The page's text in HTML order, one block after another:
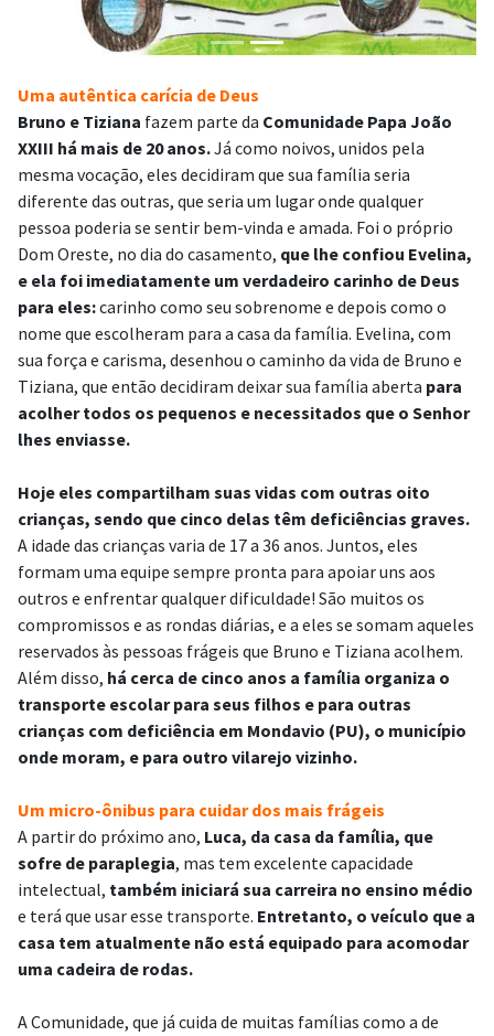
Uma autêntica carícia de Deus
Bruno e Tiziana fazem parte da Comunidade Papa João
XXIII há mais de 20 anos.Já como noivos, unidos pela
mesma vocação, eles decidiram que sua família seria
diferente das outras, que seria um lugar onde qualquer
pessoa poderia se sentir bem-vinda e amada. Foi o próprio
Dom Oreste, no dia do casamento, que lhe confiou Evelina,
e ela foi imediatamente um verdadeiro carinho de Deus
para eles:carinho como seu sobrenome e depois como o
nome que escolheram para a casa da família. Evelina, com
sua força e carisma, desenhou o caminho da vida de Bruno e
Tiziana, que então decidiram deixar sua família aberta para
acolher todos os pequenos e necessitados que o Senhor
lhes enviasse.
Hoje eles compartilham suas vidas com outras oito
crianças, sendo que cinco delas têm deficiências graves.
A idade das crianças varia de 17 a 36 anos. Juntos, eles
formam uma equipe sempre pronta para apoiar uns aos
outros e enfrentar qualquer dificuldade! São muitos os
compromissos e as rondas diárias, e a eles se somam aqueles
reservados às pessoas frágeis que Bruno e Tiziana acolhem.
Além disso, há cerca de cinco anos a família organiza o
transporte escolar para seus filhos e para outras
crianças com deficiência em Mondavio (PU), o município
onde moram, e para outro vilarejo vizinho.
Um micro-ônibus para cuidar dos mais frágeis
A partir do próximo ano, Luca, da casa da família, que
sofre de paraplegia, mas tem excelente capacidade
intelectual, também iniciará sua carreira no ensino médio
e terá que usar esse transporte. Entretanto, o veículo que a
casa tem atualmente não está equipado para acomodar
uma cadeira de rodas.
A Comunidade, que já cuida de muitas famílias como a de